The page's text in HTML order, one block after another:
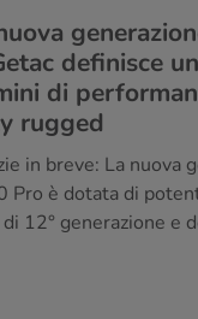
definisce
di
rugged
in breve: La nuova
Pro è dotata di
12° generazione e